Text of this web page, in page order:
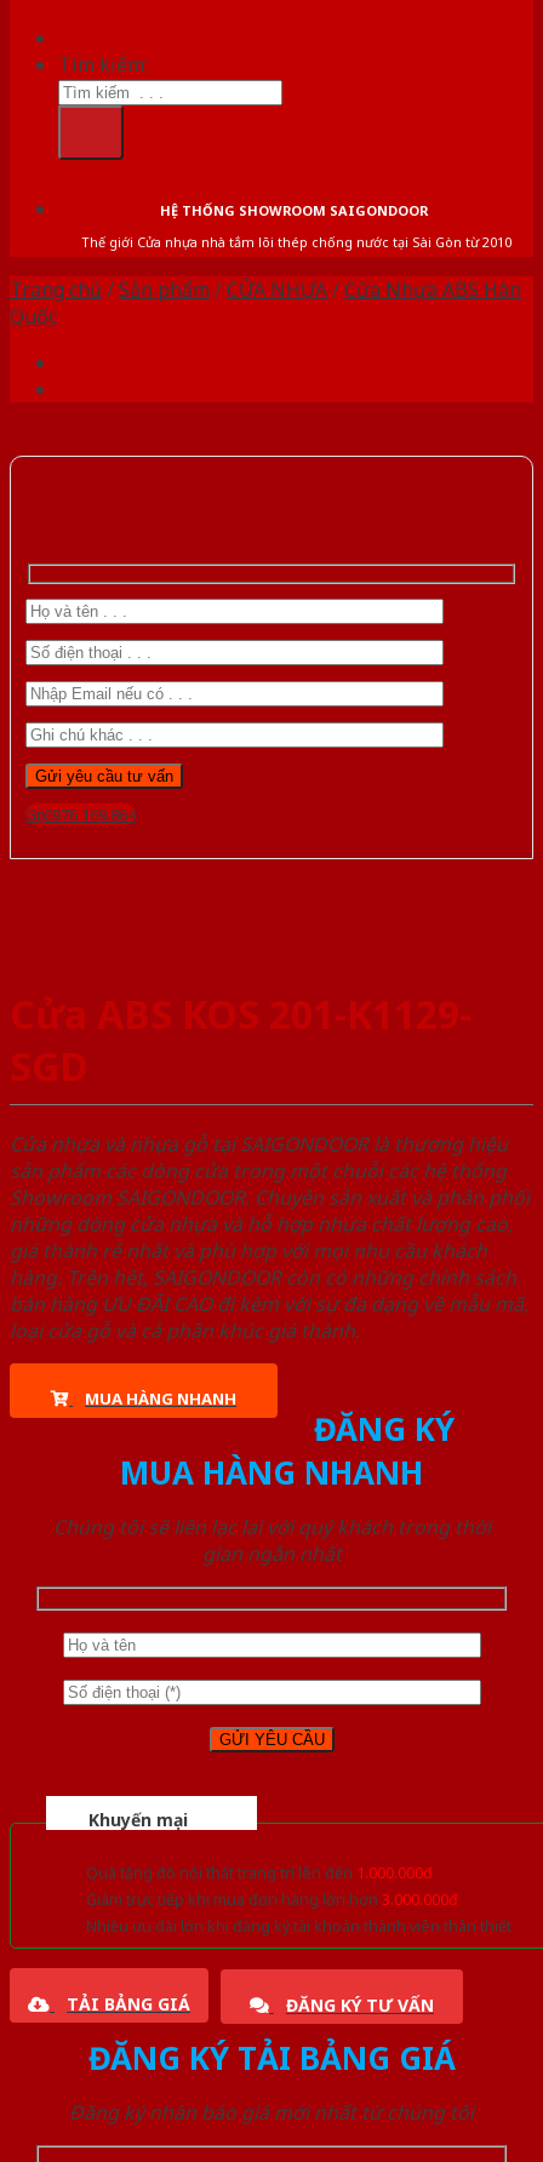
Tìm kiếm:
HỆ THỐNG SHOWROOM SAIGONDOOR
Thế giới Cửa nhựa nhà tắm lõi thép chống nước tại Sài Gòn từ 2010
Trang chủ /Sản phẩm /CỬA NHỰA/Cửa Nhựa ABS Hàn
Quốc
Gọi 0976.169.864
Cửa ABS KOS 201-K1129-
SGD
Cửa nhựa và nhựa gỗ tại SAIGONDOOR là thương hiệu
sản phẩm các dòng cửa trong một chuỗi các hệ thống
Showroom SAIGONDOOR. Chuyên sản xuất và phân phối
những dòng cửa nhựa và hỗ hợp nhựa chất lượng cao,
giá thành rẻ nhất và phù hợp với mọi nhu cầu khách
hàng. Trên hết, SAIGONDOOR còn có những chính sách
bán hàng ƯU ĐÃI CAO đi kèm với sự đa dạng về mẫu mã,
loại cửa gỗ và cả phân khúc giá thành.
MUA HÀNG NHANH
ĐĂNG KÝ
MUA HÀNG NHANH
Chúng tôi sẽ liên lạc lại với quý khách trong thời
gian ngắn nhất
Khuyến mại
Quà tặng đồ nội thất trang trí lên đến 1.000.000đ
Giảm trực tiếp khi mua đơn hàng lớn hơn 3.000.000đ
Nhiều ưu đãi lớn khi đăng ký tài khoản thành viên thân thiết
TẢI BẢNG GIÁ ĐĂNG KÝ TƯ VẤN
ĐĂNG KÝ TẢI BẢNG GIÁ
Đăng ký nhận báo giá mới nhất từ chúng tôi